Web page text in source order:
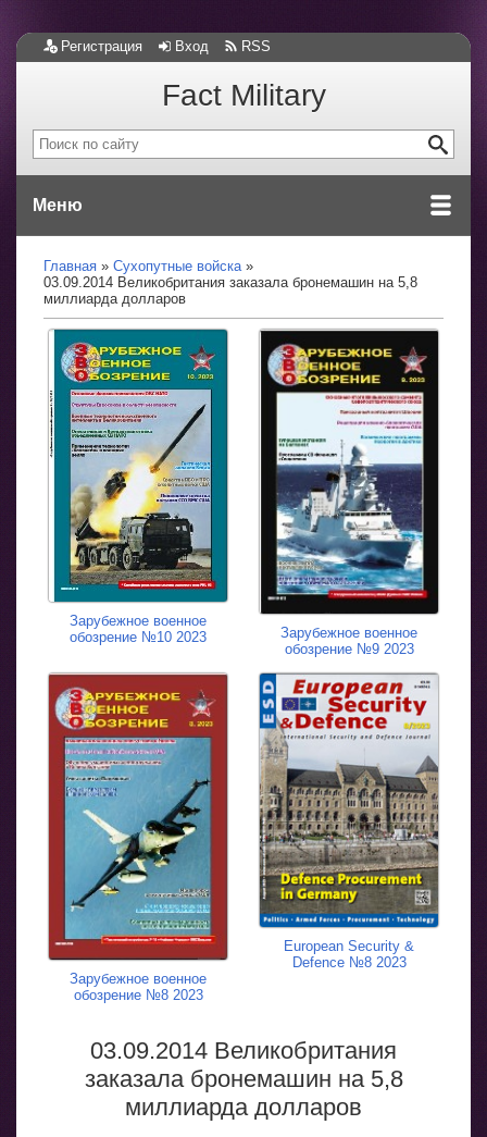
Регистрация Вход RSS
Fact Military
Меню
Главная
Сухопутные войска
03.09.2014 Великобритания заказала бронемашин на 5,8
миллиарда долларов
Зарубежное военное
обозрение №10 2023
Зарубежное военное
обозрение №9 2023
Зарубежное военное
обозрение №8 2023
European Security &
Defence №8 2023
03.09.2014 Великобритания
заказала бронемашин на 5,8
миллиарда долларов